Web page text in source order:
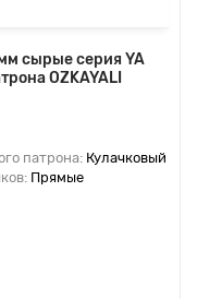
сырые серия YA
OZKAYALI
патрона: Кулачковый
Прямые